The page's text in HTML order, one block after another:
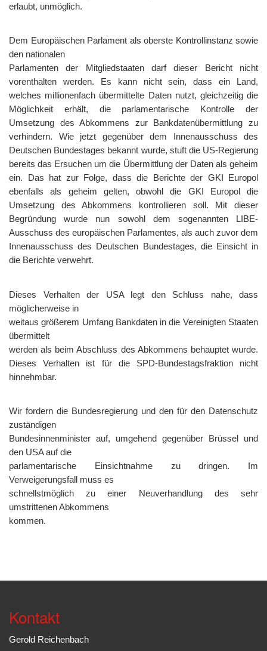
erlaubt, unmöglich.
Dem Europäischen Parlament als oberste Kontrollinstanz sowie
den nationalen
Parlamenten der Mitgliedstaaten darf dieser Bericht nicht
vorenthalten werden. Es kann nicht sein, dass ein Land,
welches millionenfach übermittelte Daten nutzt, gleichzeitig die
Möglichkeit erhält, die parlamentarische Kontrolle der
Umsetzung des Abkommens zur Bankdatenübermittlung zu
verhindern. Wie jetzt gegenüber dem Innenausschuss des
Deutschen Bundestages bekannt wurde, stuft die US-Regierung
bereits das Ersuchen um die Übermittlung der Daten als geheim
ein. Das hat zur Folge, dass die Berichte der GKI Europol
ebenfalls als geheim gelten, obwohl die GKI Europol die
Umsetzung des Abkommens kontrollieren soll. Mit dieser
Begründung wurde nun sowohl dem sogenannten LIBE-
Ausschuss des europäischen Parlamentes, als auch zuvor dem
Innenausschuss des Deutschen Bundestages, die Einsicht in
die Berichte verwehrt.
Dieses Verhalten der USA legt den Schluss nahe, dass
möglicherweise in
weitaus größerem Umfang Bankdaten in die Vereinigten Staaten
übermittelt
werden als beim Abschluss des Abkommens behauptet wurde.
Dieses Verhalten ist für die SPD-Bundestagsfraktion nicht
hinnehmbar.
Wir fordern die Bundesregierung und den für den Datenschutz
zuständigen
Bundesinnenminister auf, umgehend gegenüber Brüssel und
den USA auf die
parlamentarische Einsichtnahme zu dringen. Im
Verweigerungsfall muss es
schnellstmöglich zu einer Neuverhandlung des sehr
umstrittenen Abkommens
kommen.
Kontakt
Gerold Reichenbach